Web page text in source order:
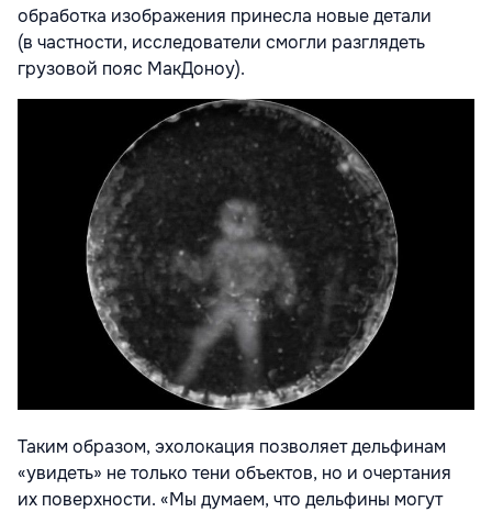
обработка изображения принесла новые детали
(в частности, исследователи смогли разглядеть
грузовой пояс МакДоноу).
Таким образом, эхолокация позволяет дельфинам
«увидеть» не только тени объектов, но и очертания
их поверхности. «Мы думаем, что дельфины могут